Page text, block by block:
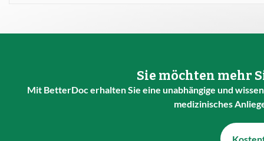
Sie möchten mehr
Mit BetterDoc erhalten Sie eine unabhängige und
medizinisches